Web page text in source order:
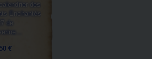
calendrier des
Enchantés
de
€